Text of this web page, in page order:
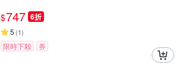
$747 6折
5 (1)
限時下殺 券